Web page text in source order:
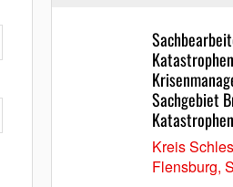
Sachgebiet
Kreis
Flensburg,